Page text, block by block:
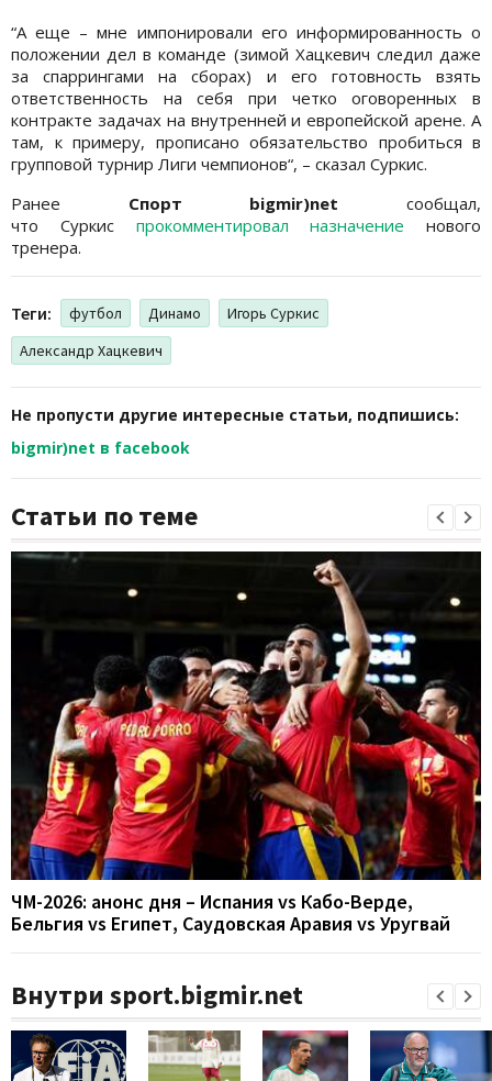
“А еще – мне импонировали его информированность о
положении дел в команде (зимой Хацкевич следил даже
за спаррингами на сборах) и его готовность взять
ответственность на себя при четко оговоренных в
контракте задачах на внутренней и европейской арене. А
там, к примеру, прописано обязательство пробиться в
групповой турнир Лиги чемпионов“, – сказал Суркис.
Ранее Спорт bigmir)net сообщал,
что Суркис прокомментировал назначение нового
тренера.
Теги: футбол Динамо
Игорь Суркис
Александр Хацкевич
Не пропусти другие интересные статьи, подпишись:
bigmir)net в facebook
Статьи по теме
ЧМ-2026: анонс дня – Испания vs Кабо-Верде,
Бельгия vs Египет, Саудовская Аравия vs Уругвай
Внутри sport.bigmir.net